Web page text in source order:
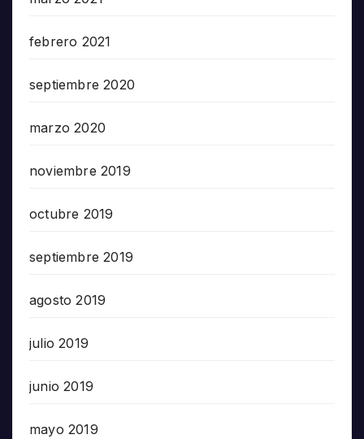
febrero 2021
septiembre 2020
marzo 2020
noviembre 2019
octubre 2019
septiembre 2019
agosto 2019
julio 2019
junio 2019
mayo 2019